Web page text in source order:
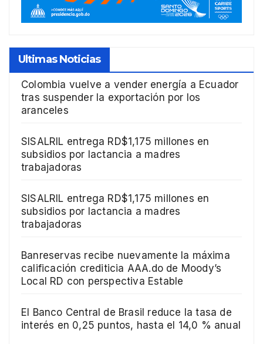
Ultimas Noticias
Colombia vuelve a vender energía a Ecuador
tras suspender la exportación por los
aranceles
SISALRIL entrega RD$1,175 millones en
subsidios por lactancia a madres
trabajadoras
SISALRIL entrega RD$1,175 millones en
subsidios por lactancia a madres
trabajadoras
Banreservas recibe nuevamente la máxima
calificación crediticia AAA.do de Moody’s
Local RD con perspectiva Estable
El Banco Central de Brasil reduce la tasa de
interés en 0,25 puntos, hasta el 14,0 % anual